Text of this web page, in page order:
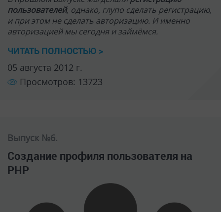
пользователей, однако, глупо сделать регистрацию,
и при этом не сделать авторизацию. И именно
авторизацией мы сегодня и займёмся.
ЧИТАТЬ ПОЛНОСТЬЮ >
05 августа 2012 г.
Просмотров: 13723
Выпуск №6.
Создание профиля пользователя на
PHP